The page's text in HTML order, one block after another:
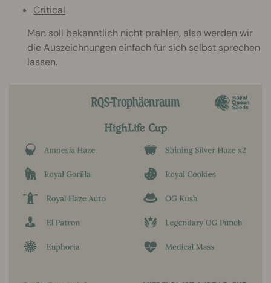
Critical
Man soll bekanntlich nicht prahlen, also werden wir
die Auszeichnungen einfach für sich selbst sprechen
lassen.